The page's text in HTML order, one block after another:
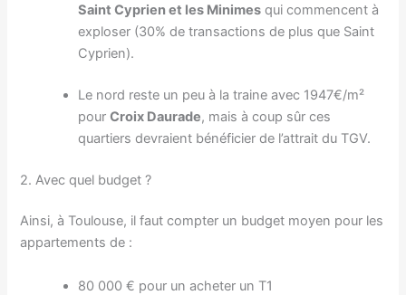
Saint Cyprien et les Minimes qui commencent à
exploser (30% de transactions de plus que Saint
Cyprien).
Le nord reste un peu à la traine avec 1947€/m²
pourCroix Daurade, mais à coup sûr ces
quartiers devraient bénéficier de l’attrait du TGV.
2. Avec quel budget ?
Ainsi, à Toulouse, il faut compter un budget moyen pour les
appartements de :
80 000 € pour un acheter un T1